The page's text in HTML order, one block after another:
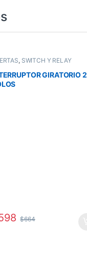
, SWITCH Y RELAY
GIRATORIO 2
$664